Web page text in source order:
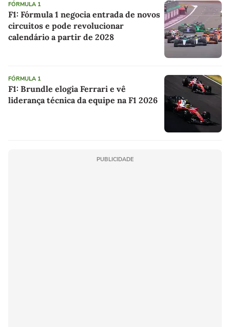
FÓRMULA 1
F1: Fórmula 1 negocia entrada de novos
circuitos e pode revolucionar
calendário a partir de 2028
FÓRMULA 1
F1: Brundle elogia Ferrari e vê
liderança técnica da equipe na F1 2026
PUBLICIDADE